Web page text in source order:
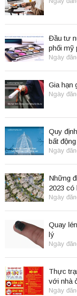
Đầu tư
phối mỹ
Ngày
Gia hạn
Ngày
Quy
bất
Ngày
Những
2023 có
Ngày
Quay
lý
Ngày
Thực
với nhà
Ngày